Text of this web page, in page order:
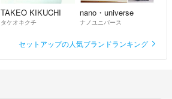
TAKEO KIKUCHI
タケオキクチ
nano・universe
ナノユニバース
セットアップの人気ブランドランキング